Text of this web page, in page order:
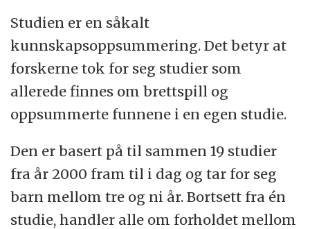
Studien er en såkalt
kunnskapsoppsummering. Det betyr at
forskerne tok for seg studier som
allerede finnes om brettspill og
oppsummerte funnene i en egen studie.
Den er basert på til sammen 19 studier
fra år 2000 fram til i dag og tar for seg
barn mellom tre og ni år. Bortsett fra én
studie, handler alle om forholdet mellom